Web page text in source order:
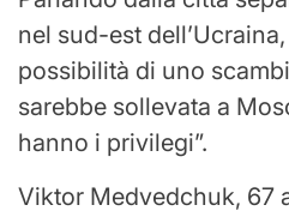
nel sud-est
possibilità di uno
sarebbe sollevata a
hanno i privilegi”.
Viktor Medvedchuk, 67